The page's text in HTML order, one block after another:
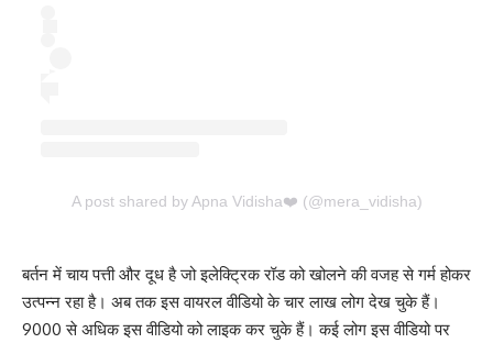
A post shared by Apna Vidisha❤️ (@mera_vidisha)
बर्तन में चाय पत्ती और दूध है जो इलेक्ट्रिक रॉड को खोलने की वजह से गर्म होकर
उत्पन्न रहा है। अब तक इस वायरल वीडियो के चार लाख लोग देख चुके हैं।
9000 से अधिक इस वीडियो को लाइक कर चुके हैं। कई लोग इस वीडियो पर